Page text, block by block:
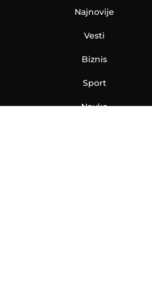
Najnovije
Vesti
Biznis
Sport
Nauka